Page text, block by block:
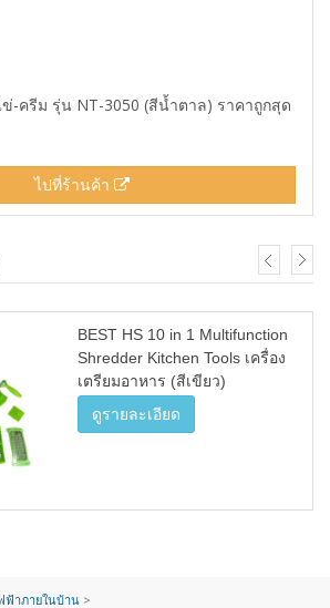
ข่-ครีม รุ่น NT-3050 (สีน้ำตาล) ราคาถูกสุด
ไปที่ร้านค้า
BEST HS 10 in 1 Multifunction
Shredder Kitchen Tools เครื่อง
เตรียมอาหาร (สีเขียว)
ดูรายละเอียด
ฟ้าภายในบ้าน >